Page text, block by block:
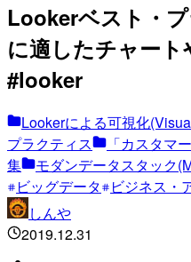
Lookerベスト・
に適したチャー
#looker
Lookerによる可視化
プラクティス
「カスタマ
集
モダンデータスタック
ビッグデータ
ビジネス・
しんや
2019.12.31